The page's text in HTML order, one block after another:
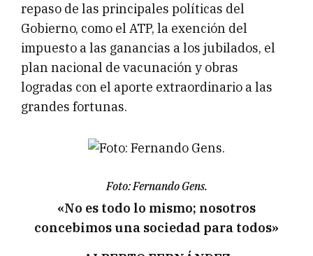
repaso de las principales políticas del
Gobierno, como el ATP, la exención del
impuesto a las ganancias a los jubilados, el
plan nacional de vacunación y obras
logradas con el aporte extraordinario a las
grandes fortunas.
Foto: Fernando Gens.
«No es todo lo mismo; nosotros
concebimos una sociedad para todos»